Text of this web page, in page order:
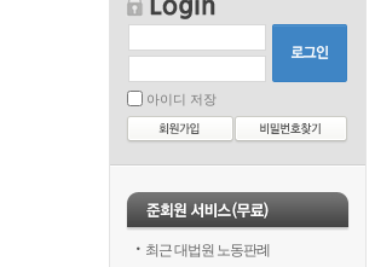
아이디 저장
최근 대법원 노동판례